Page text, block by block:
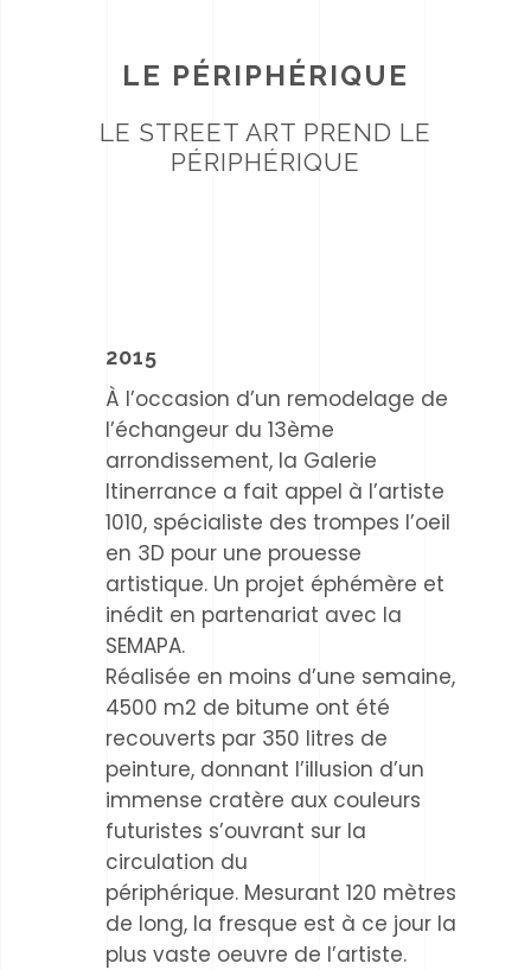
LE PÉRIPHÉRIQUE
LE STREET ART PREND LE
PÉRIPHÉRIQUE
2015
À l’occasion d’un remodelage de
l’échangeur du 13ème
arrondissement, la Galerie
Itinerrance a fait appel à l’artiste
1010, spécialiste des trompes l’oeil
en 3D pour une prouesse
artistique. Un projet éphémère et
inédit en partenariat avec la
SEMAPA.
Réalisée en moins d’une semaine,
4500 m2 de bitume ont été
recouverts par 350 litres de
peinture, donnant l’illusion d’un
immense cratère aux couleurs
futuristes s’ouvrant sur la
circulation du
périphérique. Mesurant 120 mètres
de long, la fresque est à ce jour la
plus vaste oeuvre de l’artiste.